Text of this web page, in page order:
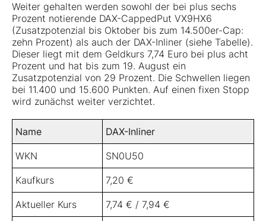
Weiter gehalten werden sowohl der bei plus sechs
Prozent notierende DAX-CappedPut VX9HX6
(Zusatzpotenzial bis Oktober bis zum 14.500er-Cap:
zehn Prozent) als auch der DAX-Inliner (siehe Tabelle).
Dieser liegt mit dem Geldkurs 7,74 Euro bei plus acht
Prozent und hat bis zum 19. August ein
Zusatzpotenzial von 29 Prozent. Die Schwellen liegen
bei 11.400 und 15.600 Punkten. Auf einen fixen Stopp
wird zunächst weiter verzichtet.
Name DAX-Inliner
WKN SN0U50
Kaufkurs 7,20 €
Aktueller Kurs 7,74 € / 7,94 €